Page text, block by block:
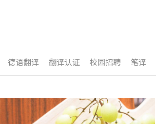
德语翻译 翻译认证 校园招聘 笔译